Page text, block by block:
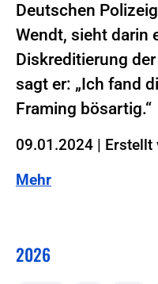
Deutschen
Wendt, sieht darin
Diskreditierung
sagt er: „Ich fand
Framing bösartig.“
09.01.2024 | Erstellt
Mehr
2026